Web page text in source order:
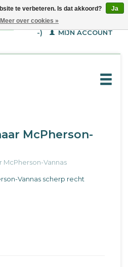
WINKELWAGEN (€--,-
-)
MIJN ACCOUNT
McPherson-
McPherson-Vannas
Vannas scherp recht
te verbeteren. Is dat akkoord?
Ja
Meer over cookies »